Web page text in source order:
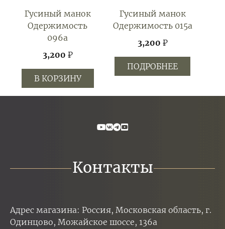
Гусиный манок
Одержимость
096а
3,200 ₽
В КОРЗИНУ
Гусиный манок
Одержимость 015а
3,200 ₽
ПОДРОБНЕЕ
Контакты
Адрес магазина: Россия, Московская область, г.
Одинцово, Можайское шоссе, 136а